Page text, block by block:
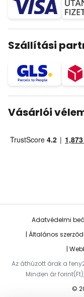
Szállítási
Vásárlói
Adatvédelmi
Általános
Az áthúzott árak a
Minden ár
©